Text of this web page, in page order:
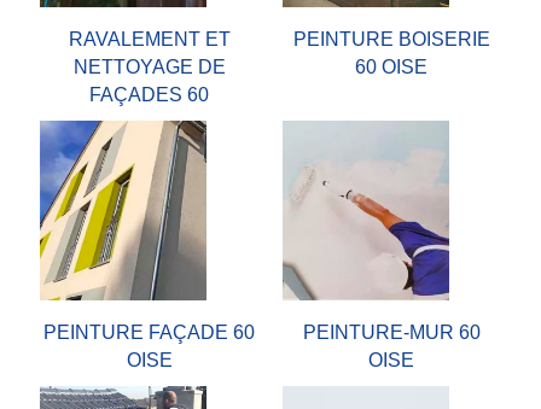
RAVALEMENT ET
NETTOYAGE DE
FAÇADES 60
PEINTURE BOISERIE
60 OISE
PEINTURE FAÇADE 60
OISE
PEINTURE-MUR 60
OISE